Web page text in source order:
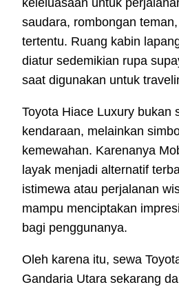
keleluasaan untuk
saudara, rombongan
tertentu. Ruang kabin
diatur sedemikian rupa
saat digunakan untuk
Toyota Hiace Luxury bukan
kendaraan, melainkan
kemewahan. Karenanya
layak menjadi alternatif
istimewa atau perjalanan
mampu menciptakan
bagi penggunanya.
Oleh karena itu, sewa
Gandaria Utara sekarang